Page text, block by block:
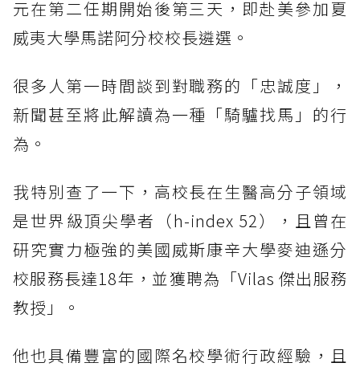
元在第二任期開始後第三天，即赴美參加夏
威夷大學馬諾阿分校校長遴選。
很多人第一時間談到對職務的「忠誠度」，
新聞甚至將此解讀為一種「騎驢找馬」的行
為。
我特別查了一下，高校長在生醫高分子領域
是世界級頂尖學者（h-index 52），且曾在
研究實力極強的美國威斯康辛大學麥迪遜分
校服務長達18年，並獲聘為「Vilas 傑出服務
教授」。
他也具備豐富的國際名校學術行政經驗，且